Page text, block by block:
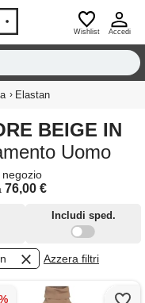
Wishlist Accedi
› Elastan
Uomo
negozio
76,00 €
Includi sped.
Azzera filtri